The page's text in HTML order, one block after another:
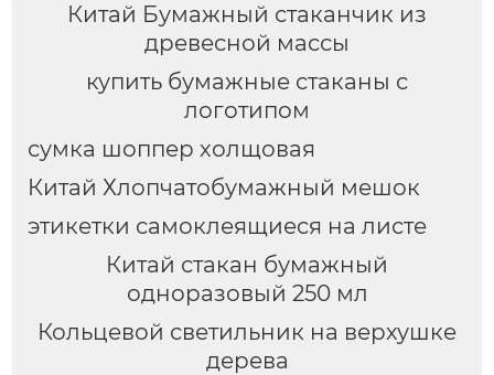
Китай Бумажный стаканчик из
древесной массы
купить бумажные стаканы с
логотипом
сумка шоппер холщовая
Китай Хлопчатобумажный мешок
этикетки самоклеящиеся на листе
Китай стакан бумажный
одноразовый 250 мл
Кольцевой светильник на верхушке
дерева